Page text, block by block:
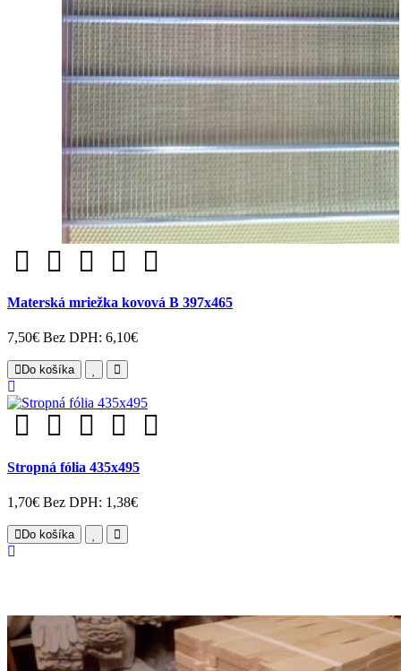
Materská mriežka kovová B 397x465
7,50€ Bez DPH: 6,10€
Do košíka
Stropná fólia 435x495
1,70€ Bez DPH: 1,38€
Do košíka